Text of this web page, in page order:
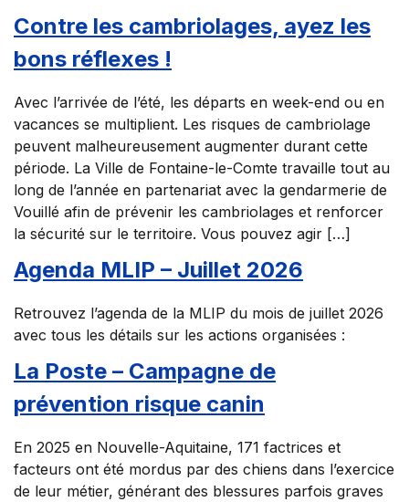
Contre les cambriolages, ayez les
bons réflexes !
Avec l’arrivée de l’été, les départs en week-end ou en
vacances se multiplient. Les risques de cambriolage
peuvent malheureusement augmenter durant cette
période. La Ville de Fontaine-le-Comte travaille tout au
long de l’année en partenariat avec la gendarmerie de
Vouillé afin de prévenir les cambriolages et renforcer
la sécurité sur le territoire. Vous pouvez agir […]
Agenda MLIP – Juillet 2026
Retrouvez l’agenda de la MLIP du mois de juillet 2026
avec tous les détails sur les actions organisées :
La Poste – Campagne de
prévention risque canin
En 2025 en Nouvelle-Aquitaine, 171 factrices et
facteurs ont été mordus par des chiens dans l’exercice
de leur métier, générant des blessures parfois graves